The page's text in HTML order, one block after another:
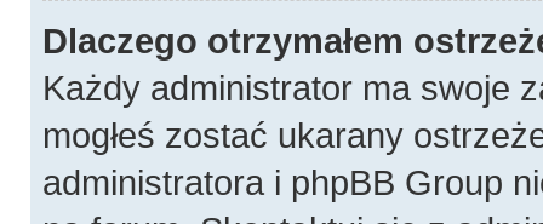
Dlaczego otrzymałem
Każdy administrator ma swoje
mogłeś zostać ukarany
administratora i phpBB Group